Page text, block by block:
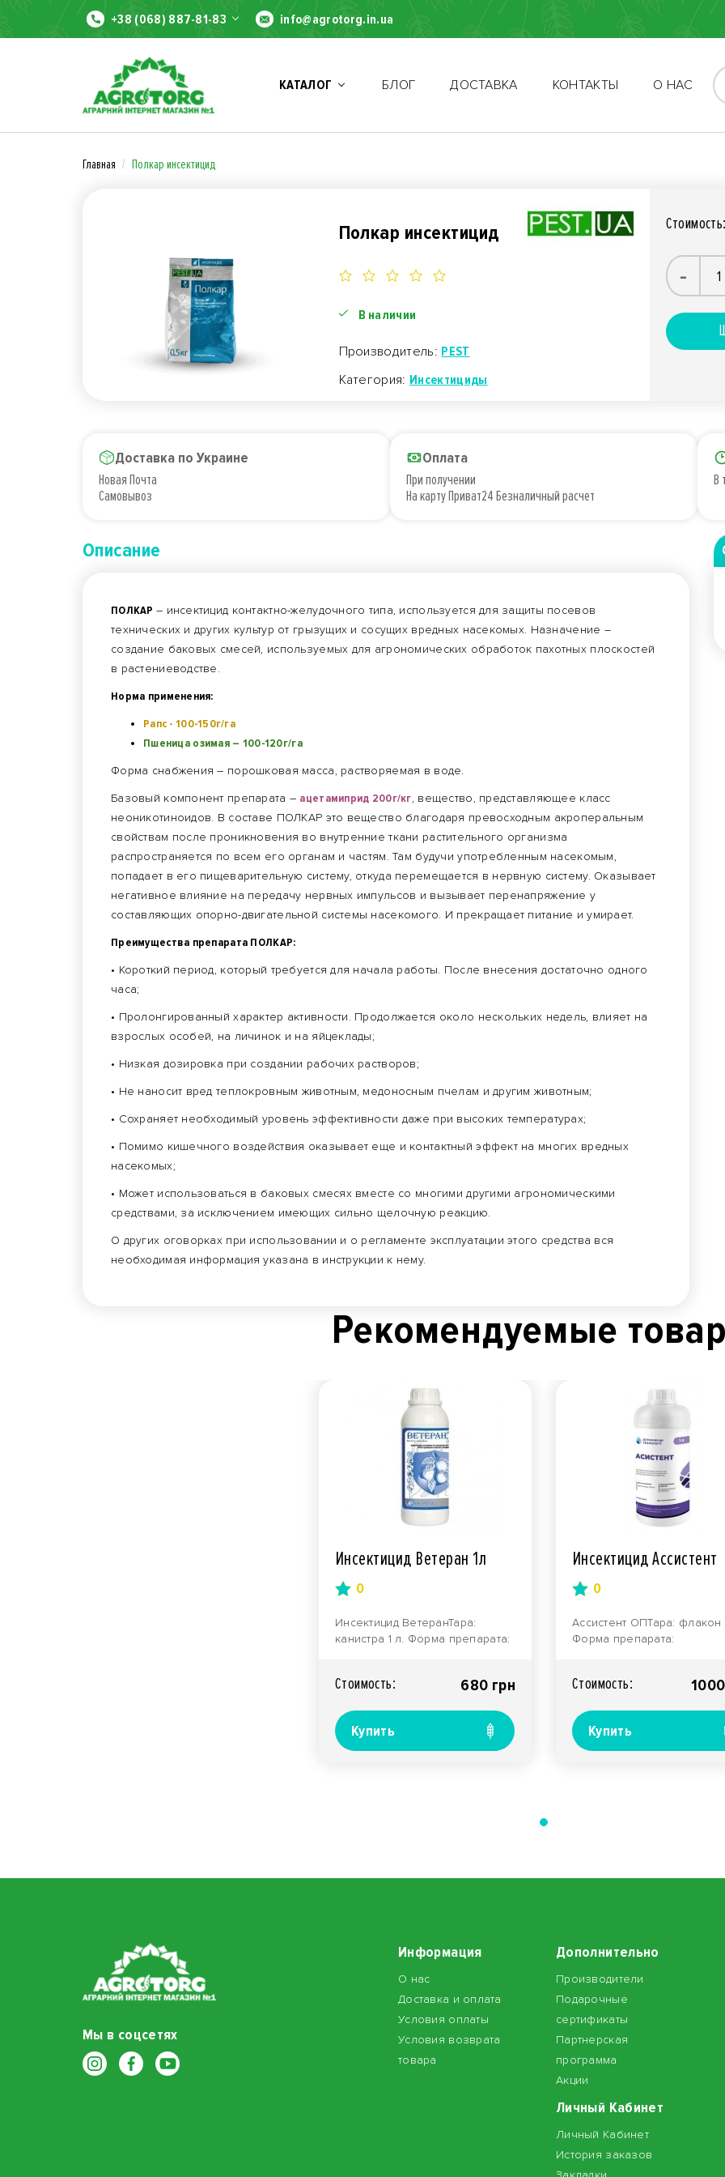
+38 (068) 887-81-83 info@agrotorg.in.ua
КАТАЛОГ БЛОГ ДОСТАВКА КОНТАКТЫ О НАС
Главная Полкар инсектицид
Полкар инсектицид
В наличии
Производитель: PEST
Категория: Инсектициды
-
Доставка по Украине
Новая Почта
Самовывоз
Оплата
При получении
На карту Приват24 Безналичный расчет
В
Описание
ПОЛКАР – инсектицид контактно-желудочного типа, используется для защиты посевов
технических и других культур от грызущих и сосущих вредных насекомых. Назначение –
создание баковых смесей, используемых для агрономических обработок пахотных плоскостей
в растениеводстве.
Норма применения:
Рапс - 100-150г/га
Пшеница озимая – 100-120г/га
Форма снабжения – порошковая масса, растворяемая в воде.
Базовый компонент препарата – ацетамиприд 200г/кг, вещество, представляющее класс
неоникотиноидов. В составе ПОЛКАР это вещество благодаря превосходным акроперальным
свойствам после проникновения во внутренние ткани растительного организма
распространяется по всем его органам и частям. Там будучи употребленным насекомым,
попадает в его пищеварительную систему, откуда перемещается в нервную систему. Оказывает
негативное влияние на передачу нервных импульсов и вызывает перенапряжение у
составляющих опорно-двигательной системы насекомого. И прекращает питание и умирает.
Преимущества препарата ПОЛКАР:
• Короткий период, который требуется для начала работы. После внесения достаточно одного
часа;
• Пролонгированный характер активности. Продолжается около нескольких недель, влияет на
взрослых особей, на личинок и на яйцеклады;
• Низкая дозировка при создании рабочих растворов;
• Не наносит вред теплокровным животным, медоносным пчелам и другим животным;
• Сохраняет необходимый уровень эффективности даже при высоких температурах;
• Помимо кишечного воздействия оказывает еще и контактный эффект на многих вредных
насекомых;
• Может использоваться в баковых смесях вместе со многими другими агрономическими
средствами, за исключением имеющих сильно щелочную реакцию.
О других оговорках при использовании и о регламенте эксплуатации этого средства вся
необходимая информация указана в инструкции к нему.
Рекомендуемые
Инсектицид Ветеран 1л
0
Инсектицид ВетеранТара:
канистра 1 л. Форма препарата:
Стоимость: 680 грн
Купить
Инсектицид Ассистент
0
Ассистент ОПТара: флакон
Форма препарата:
компания "Агр..
Стоимость:
Купить
Мы в соцсетях
Информация
О нас
Доставка и оплата
Условия оплаты
Условия возврата
товара
Дополнительно
Производители
Подарочные
сертификаты
Партнерская
программа
Акции
Личный Кабинет
Личный Кабинет
История заказов